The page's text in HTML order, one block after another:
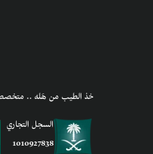
خذ الطيب من هَله .. متخصصين
السجل التجاري
1010927838